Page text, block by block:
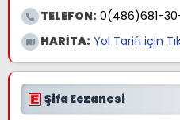
TELEFON: 0(486)681-
HARİTA: Yol Tarifi için
Şifa Eczanesi